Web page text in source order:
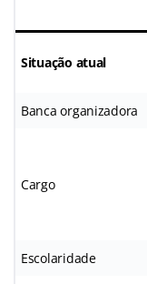
Situação atual
Banca organizadora
Cargo
Escolaridade